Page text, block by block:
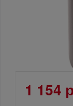
1 154